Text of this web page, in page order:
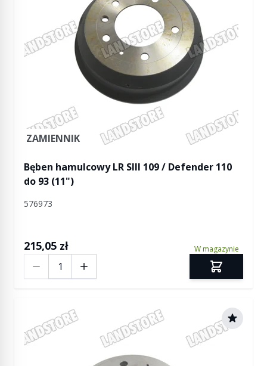
ZAMIENNIK
Bęben hamulcowy LR SIII 109 / Defender 110
do 93 (11")
576973
215,05 zł W magazynie